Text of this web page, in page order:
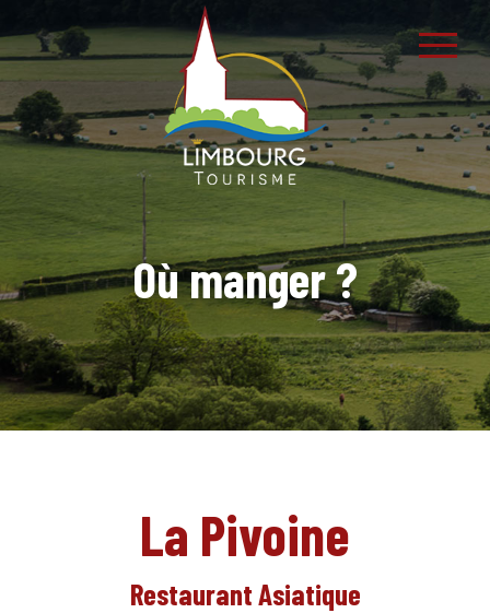
Où manger ?
La Pivoine
Restaurant Asiatique